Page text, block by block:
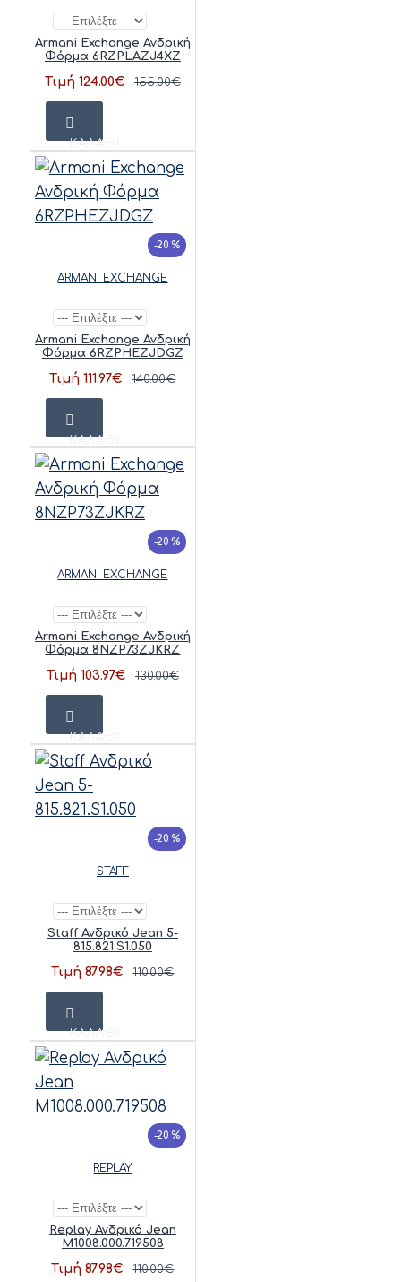
Armani Exchange Ανδρική
Φόρμα 6RZPLAZJ4XZ
Τιμή 124.00€ 155.00€
ΚΑΛΆΘΙ
-20 %
ARMANI EXCHANGE
Armani Exchange Ανδρική
Φόρμα 6RZPHEZJDGZ
Τιμή 111.97€ 140.00€
ΚΑΛΆΘΙ
-20 %
ARMANI EXCHANGE
Armani Exchange Ανδρική
Φόρμα 8NZP73ZJKRZ
Τιμή 103.97€ 130.00€
ΚΑΛΆΘΙ
-20 %
STAFF
Staff Ανδρικό Jean 5-
815.821.S1.050
Τιμή 87.98€ 110.00€
ΚΑΛΆΘΙ
-20 %
REPLAY
Replay Ανδρικό Jean
M1008.000.719508
Τιμή 87.98€ 110.00€